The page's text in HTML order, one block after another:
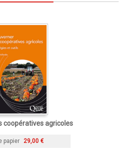
coopératives agricoles
papier 29,00 €